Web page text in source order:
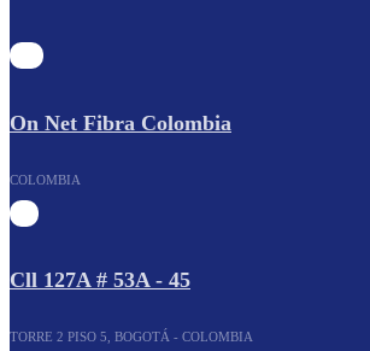
On Net Fibra Colombia
COLOMBIA
Cll 127A # 53A - 45
TORRE 2 PISO 5, BOGOTÁ - COLOMBIA